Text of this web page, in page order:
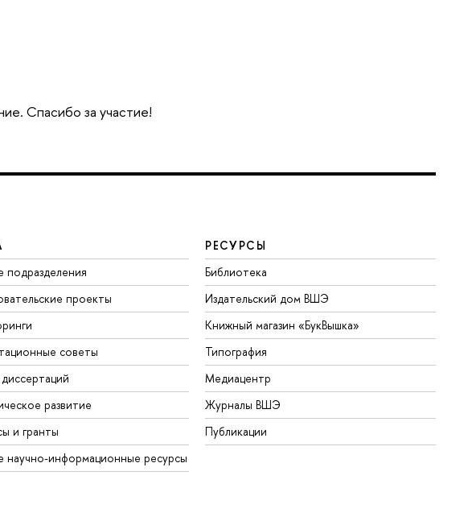
Спасибо за участие!
подразделения
проекты
советы
развитие
и гранты
научно-информационные ресурсы
РЕСУРСЫ
Библиотека
Издательский дом ВШЭ
Книжный магазин «БукВышка»
Типография
Медиацентр
Журналы ВШЭ
Публикации